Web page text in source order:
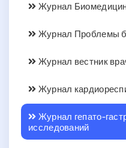
Журнал
Журнал Проблемы
Журнал вестник
Журнал
Журнал гепато-
исследований